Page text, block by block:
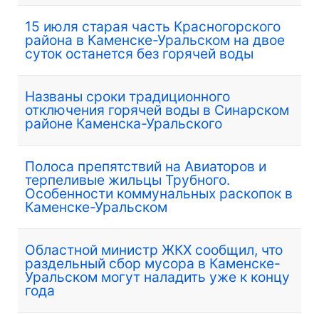
15 июля старая часть Красногорского
района в Каменске-Уральском на двое
суток останется без горячей воды
Названы сроки традиционного
отключения горячей воды в Синарском
районе Каменска-Уральского
Полоса препятствий на Авиаторов и
терпеливые жильцы Трубного.
Особенности коммунальных раскопок в
Каменске-Уральском
Областной министр ЖКХ сообщил, что
раздельный сбор мусора в Каменске-
Уральском могут наладить уже к концу
года